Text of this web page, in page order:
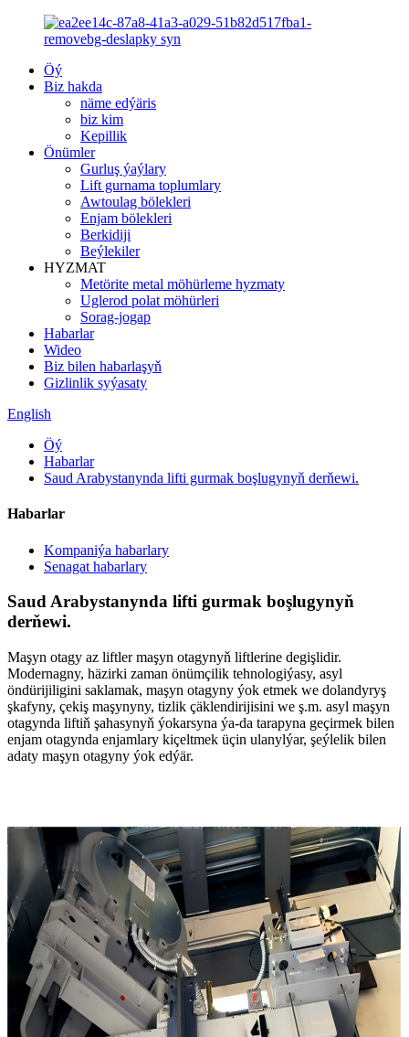
Öý
Biz hakda
näme edýäris
biz kim
Kepillik
Önümler
Gurluş ýaýlary
Lift gurnama toplumlary
Awtoulag bölekleri
Enjam bölekleri
Berkidiji
Beýlekiler
HYZMAT
Metörite metal möhürleme hyzmaty
Uglerod polat möhürleri
Sorag-jogap
Habarlar
Wideo
Biz bilen habarlaşyň
Gizlinlik syýasaty
English
Öý
Habarlar
Saud Arabystanynda lifti gurmak boşlugynyň derňewi.
Habarlar
Kompaniýa habarlary
Senagat habarlary
Saud Arabystanynda lifti gurmak boşlugynyň
derňewi.
Maşyn otagy az liftler maşyn otagynyň liftlerine degişlidir.
Modernagny, häzirki zaman önümçilik tehnologiýasy, asyl
öndürijiligini saklamak, maşyn otagyny ýok etmek we dolandyryş
şkafyny, çekiş maşynyny, tizlik çäklendirijisini we ş.m. asyl maşyn
otagynda liftiň şahasynyň ýokarsyna ýa-da tarapyna geçirmek bilen
enjam otagynda enjamlary kiçeltmek üçin ulanylýar, şeýlelik bilen
adaty maşyn otagyny ýok edýär.